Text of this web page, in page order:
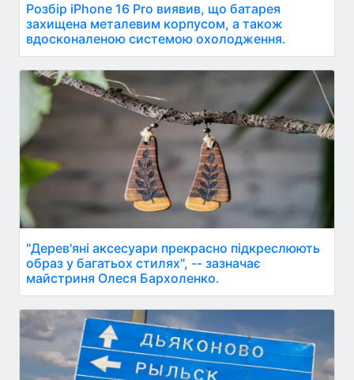
Розбір iPhone 16 Pro виявив, що батарея
захищена металевим корпусом, а також
вдосконаленою системою охолодження.
"Дерев'яні аксесуари прекрасно підкреслюють
образ у багатьох стилях", -- зазначає
майстриня Олеся Бархоленко.